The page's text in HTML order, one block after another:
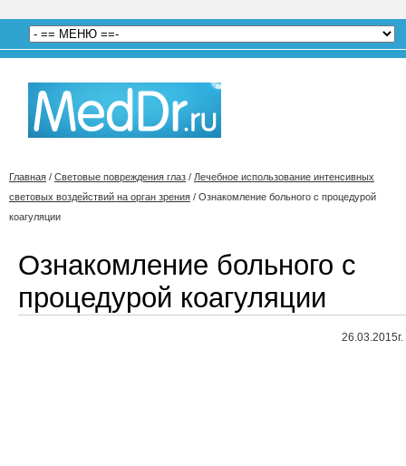
Главная / Световые повреждения глаз / Лечебное использование интенсивных
световых воздействий на орган зрения / Ознакомление больного с процедурой
коагуляции
Ознакомление больного с
процедурой коагуляции
26.03.2015г.